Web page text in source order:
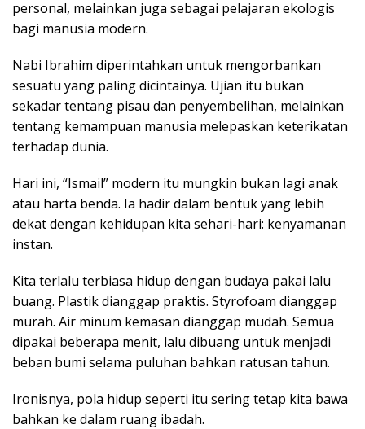
personal, melainkan juga sebagai pelajaran ekologis
bagi manusia modern.
Nabi Ibrahim diperintahkan untuk mengorbankan
sesuatu yang paling dicintainya. Ujian itu bukan
sekadar tentang pisau dan penyembelihan, melainkan
tentang kemampuan manusia melepaskan keterikatan
terhadap dunia.
Hari ini, “Ismail” modern itu mungkin bukan lagi anak
atau harta benda. Ia hadir dalam bentuk yang lebih
dekat dengan kehidupan kita sehari-hari: kenyamanan
instan.
Kita terlalu terbiasa hidup dengan budaya pakai lalu
buang. Plastik dianggap praktis. Styrofoam dianggap
murah. Air minum kemasan dianggap mudah. Semua
dipakai beberapa menit, lalu dibuang untuk menjadi
beban bumi selama puluhan bahkan ratusan tahun.
Ironisnya, pola hidup seperti itu sering tetap kita bawa
bahkan ke dalam ruang ibadah.